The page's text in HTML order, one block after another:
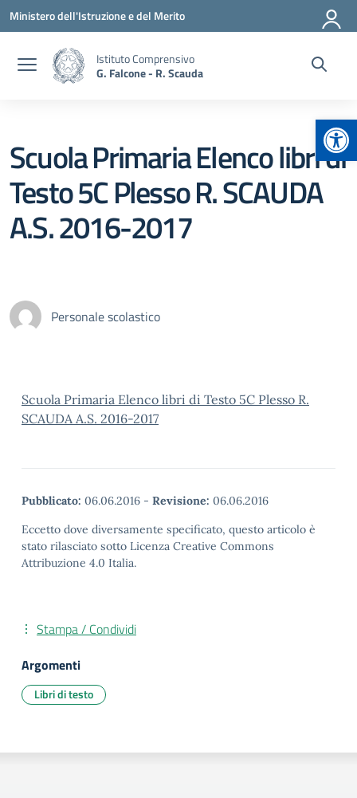
Vai ai contenuti
Vai al menu di navigazione
Vai al footer
Ministero dell'Istruzione e del Merito
Istituto Comprensivo
G. Falcone - R. Scauda
Scuola Primaria Elenco libri di
Testo 5C Plesso R. SCAUDA
A.S. 2016-2017
Personale scolastico
Scuola Primaria Elenco libri di Testo 5C Plesso R.
SCAUDA A.S. 2016-2017
Pubblicato: 06.06.2016 - Revisione: 06.06.2016
Eccetto dove diversamente specificato, questo articolo è
stato rilasciato sotto Licenza Creative Commons
Attribuzione 4.0 Italia.
Stampa / Condividi
Argomenti
Libri di testo